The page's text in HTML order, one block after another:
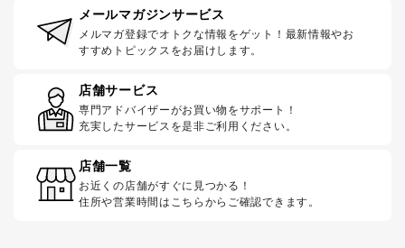
メールマガジンサービス
メルマガ登録でオトクな情報をゲット！最新情報やお
すすめトピックスをお届けします。
店舗サービス
専門アドバイザーがお買い物をサポート！
充実したサービスを是非ご利用ください。
店舗一覧
お近くの店舗がすぐに見つかる！
住所や営業時間はこちらからご確認できます。